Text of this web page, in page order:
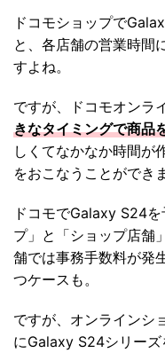
ドコモショップで
と、各店舗の営業時間
すよね。
ですが、ドコモオンラ
きなタイミングで商品
しくてなかなか時間が
をおこなうことができ
ドコモでGalaxy S24
プ」と「ショップ店舗
舗では事務手数料が発
つケースも。
ですが、オンラインシ
にGalaxy S24シリーズ